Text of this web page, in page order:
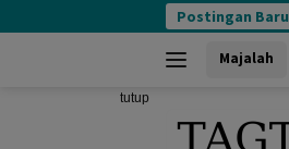
ke
Postingan Baru
Majalah
tutup